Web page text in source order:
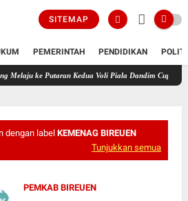
SITEMAP
PEMERINTAH PENDIDIKAN
Kedua Voli Piala Dandim Cup 0111/Bireuen
dengan label KEMENAG BIREUEN
Tunjukkan semua
PEMKAB BIREUEN